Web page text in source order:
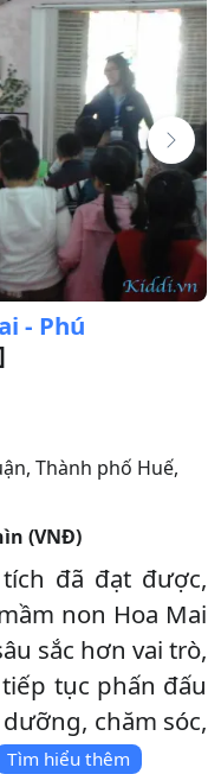
- Phú
, Thành phố Huế,
(VNĐ)
đã đạt được,
non Hoa Mai
sắc hơn vai trò,
tục phấn đấu
chăm sóc,
Tìm hiểu thêm